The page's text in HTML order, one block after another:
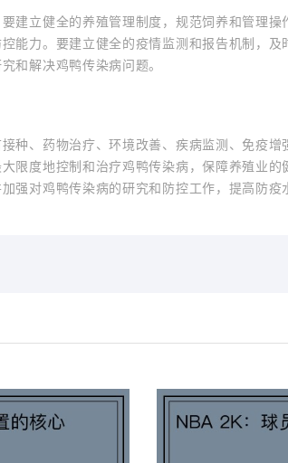
建立健全的养殖管理制度，规范饲养和管理
能力。要建立健全的疫情监测和报告机制，
和解决鸡鸭传染病问题。
种、药物治疗、环境改善、疾病监测、免疫增
限度地控制和治疗鸡鸭传染病，保障养殖业
强对鸡鸭传染病的研究和防控工作，提高防疫